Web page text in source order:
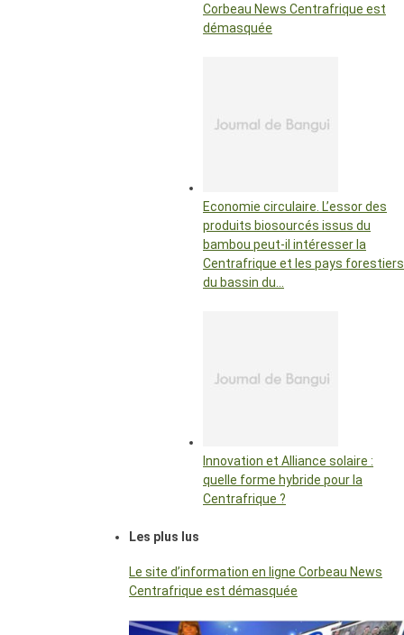
Corbeau News Centrafrique est
démasquée
Economie circulaire. L’essor des
produits biosourcés issus du
bambou peut-il intéresser la
Centrafrique et les pays forestiers
du bassin du…
Innovation et Alliance solaire :
quelle forme hybride pour la
Centrafrique ?
Les plus lus
Le site d’information en ligne Corbeau News
Centrafrique est démasquée